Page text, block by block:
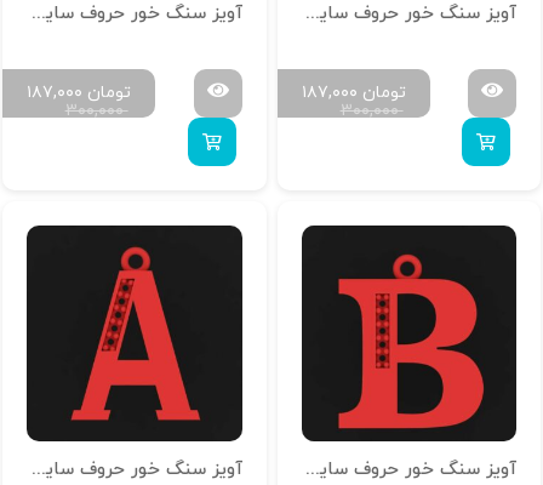
آویز سنگ خور حروف سایز کوچک H-MAYA-S-04
۳۰۰,۰۰۰
۱۸۷,۰۰۰ تومان
آویز سنگ خور حروف سایز کوچک H-MAYA-S-03
۳۰۰,۰۰۰
۱۸۷,۰۰۰ تومان
آویز سنگ خور حروف سایز کوچک H-MAYA-S-02 آویز سنگ خور حروف سایز کوچک H-MAYA-S-01